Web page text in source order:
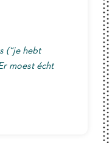
(“je hebt
moest écht